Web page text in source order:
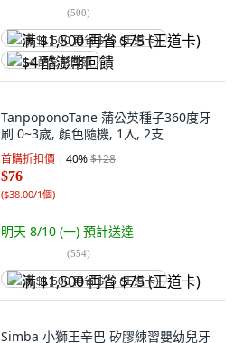
(500)
满 $1,500 再省 $75 (王道卡)
$4 酷澎幣回饋
TanpoponoTane 蒲公英種子360度牙
刷 0~3歲, 顏色隨機, 1入, 2支
首購折扣價 40%$128
$76
($38.00/1個)
明天 8/10 (一) 預計送達
(554)
满 $1,500 再省 $75 (王道卡)
Simba 小獅王辛巴 矽膠練習嬰幼兒牙